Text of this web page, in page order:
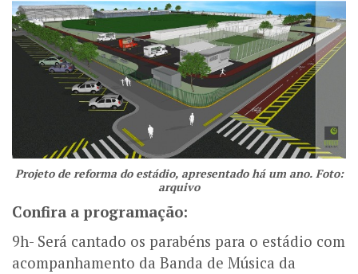
Projeto de reforma do estádio, apresentado há um ano. Foto:
arquivo
Confira a programação:
9h- Será cantado os parabéns para o estádio com
acompanhamento da Banda de Música da